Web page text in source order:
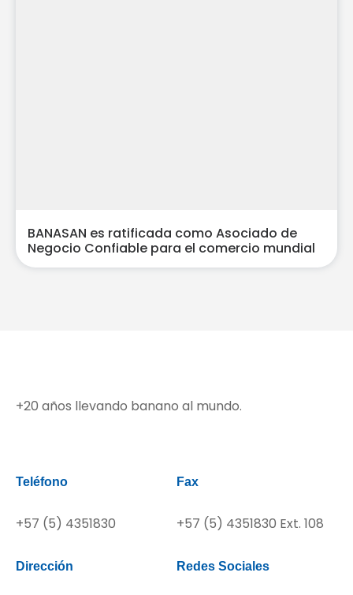
BANASAN es ratificada como Asociado de
Negocio Confiable para el comercio mundial
+20 años llevando banano al mundo.
Teléfono
+57 (5) 4351830
Fax
+57 (5) 4351830 Ext. 108
Dirección Redes Sociales